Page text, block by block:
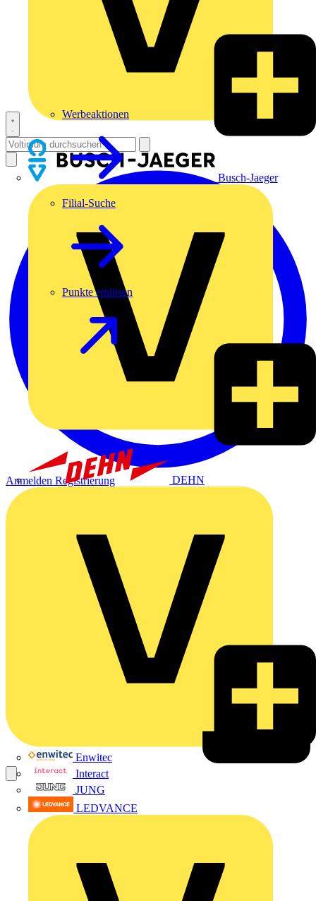
Busch-Jaeger
DEHN
Enwitec
Interact
JUNG
LEDVANCE
Werbeaktionen
Filial-Suche
Punkte einlösen
Anmelden Registrierung